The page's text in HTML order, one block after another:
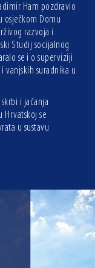
Ham pozdravio
Domu
razvoja i
Studij socijalnog
se i o superviziji
vanjskih suradnika u
i jačanja
Hrvatskoj se
u sustavu